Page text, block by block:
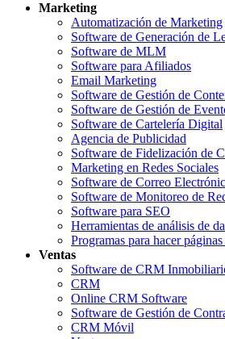
Marketing
Automatización de Marketing
Software de Generación de
Software de MLM
Software para Afiliados
Email Marketing
Software de Gestión de
Software de Gestión de
Software de Cartelería Digital
Agencia de Publicidad
Software de Fidelización de
Marketing en Redes Sociales
Software de Correo
Software de Monitoreo de
Software para SEO
Herramientas de análisis de
Programas para hacer
Ventas
Software de CRM
CRM
Online CRM Software
Software de Gestión de
CRM Móvil